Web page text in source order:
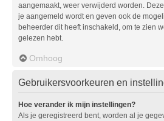
aangemaakt, weer verwijderd worden.
je aangemeld wordt en geven ook de
beheerder dit heeft inschakeld, om te zien
gelezen hebt.
Omhoog
Gebruikersvoorkeuren en
Hoe verander ik mijn instellingen?
Als je geregistreerd bent, worden al je